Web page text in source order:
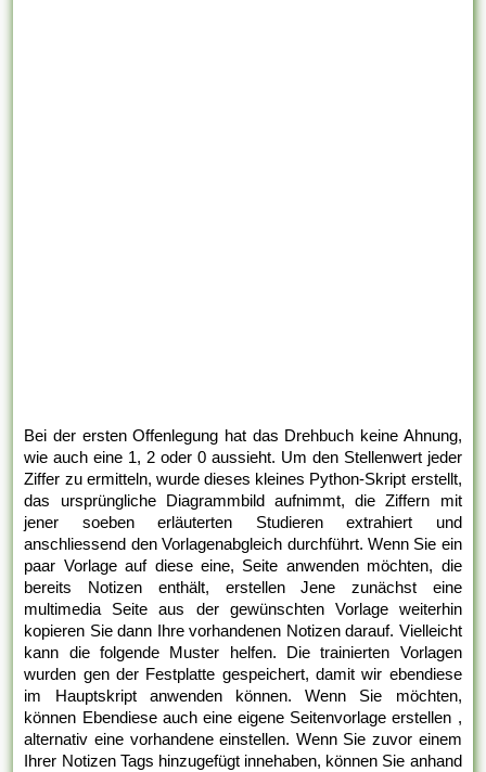
Bei der ersten Offenlegung hat das Drehbuch keine Ahnung,
wie auch eine 1, 2 oder 0 aussieht. Um den Stellenwert jeder
Ziffer zu ermitteln, wurde dieses kleines Python-Skript erstellt,
das ursprüngliche Diagrammbild aufnimmt, die Ziffern mit
jener soeben erläuterten Studieren extrahiert und
anschliessend den Vorlagenabgleich durchführt. Wenn Sie ein
paar Vorlage auf diese eine, Seite anwenden möchten, die
bereits Notizen enthält, erstellen Jene zunächst eine
multimedia Seite aus der gewünschten Vorlage weiterhin
kopieren Sie dann Ihre vorhandenen Notizen darauf. Vielleicht
kann die folgende Muster helfen. Die trainierten Vorlagen
wurden gen der Festplatte gespeichert, damit wir ebendiese
im Hauptskript anwenden können. Wenn Sie möchten,
können Ebendiese auch eine eigene Seitenvorlage erstellen ,
alternativ eine vorhandene einstellen. Wenn Sie zuvor einem
Ihrer Notizen Tags hinzugefügt innehaben, können Sie anhand